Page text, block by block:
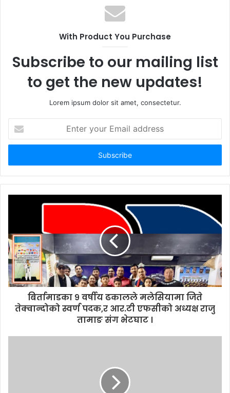
s
i
e
With Product You Purchase
Subscribe to our mailing list
to get the new updates!
Lorem ipsum dolor sit amet, consectetur.
t
r
y
a
i
l
a
d
s
बिर्तामाडका ९ वर्षीय ढकालले मलेसियामा जिते
तेक्वान्दोको स्वर्ण पदक,र आर.टी एफसीको अध्यक्ष राजु
तामाङ संग भेटघाट ।